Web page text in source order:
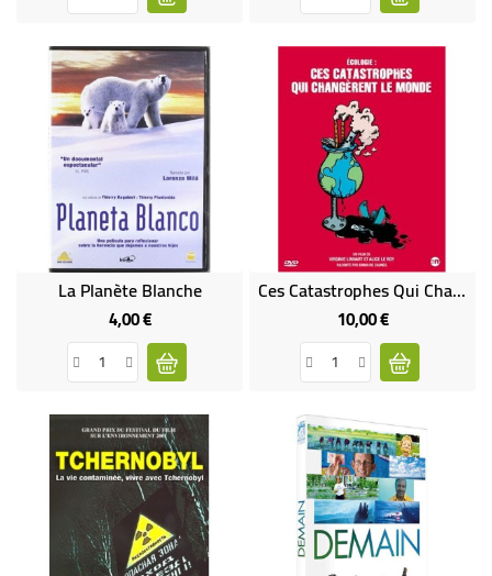
La Planète Blanche
4,00 €Prix
Ces Catastrophes Qui Changèrent Le Monde
10,00 €Prix